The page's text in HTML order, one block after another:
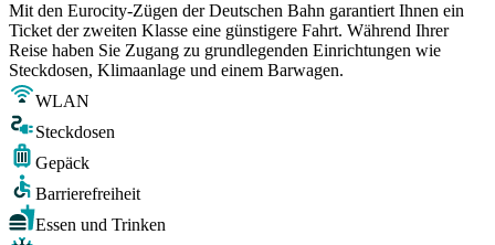
Mit den Eurocity-Zügen der Deutschen Bahn garantiert Ihnen ein
Ticket der zweiten Klasse eine günstigere Fahrt. Während Ihrer
Reise haben Sie Zugang zu grundlegenden Einrichtungen wie
Steckdosen, Klimaanlage und einem Barwagen.
WLAN
Steckdosen
Gepäck
Barrierefreiheit
Essen und Trinken